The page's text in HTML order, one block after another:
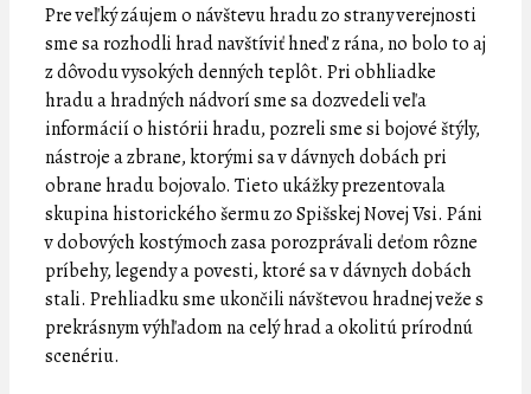
Pre veľký záujem o návštevu hradu zo strany verejnosti
sme sa rozhodli hrad navštíviť hneď z rána, no bolo to aj
z dôvodu vysokých denných teplôt. Pri obhliadke
hradu a hradných nádvorí sme sa dozvedeli veľa
informácií o histórii hradu, pozreli sme si bojové štýly,
nástroje a zbrane, ktorými sa v dávnych dobách pri
obrane hradu bojovalo. Tieto ukážky prezentovala
skupina historického šermu zo Spišskej Novej Vsi. Páni
v dobových kostýmoch zasa porozprávali deťom rôzne
príbehy, legendy a povesti, ktoré sa v dávnych dobách
stali. Prehliadku sme ukončili návštevou hradnej veže s
prekrásnym výhľadom na celý hrad a okolitú prírodnú
scenériu.